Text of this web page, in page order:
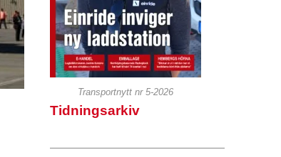
Transportnytt nr 5-2026
Tidningsarkiv